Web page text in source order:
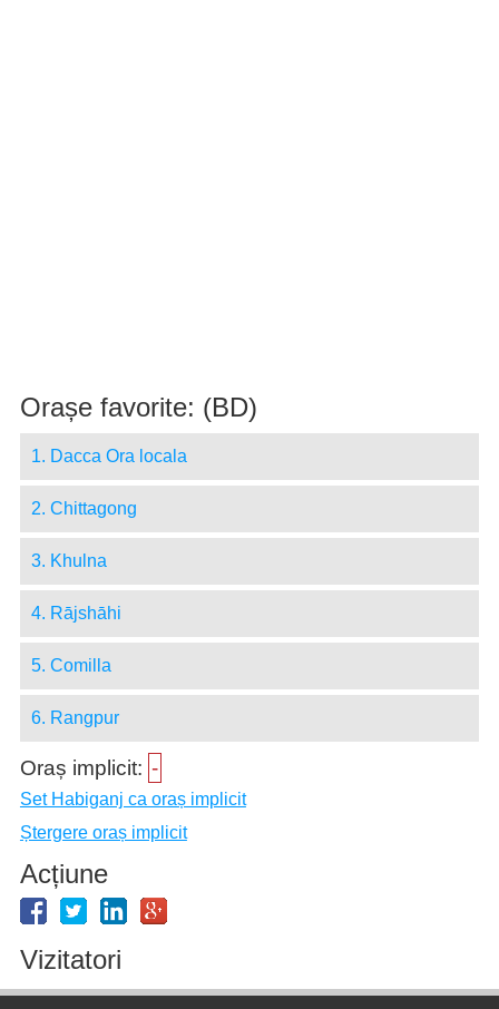
Orașe favorite: (BD)
1. Dacca Ora locala
2. Chittagong
3. Khulna
4. Rājshāhi
5. Comilla
6. Rangpur
Oraș implicit: -
Set Habiganj ca oraș implicit
Ștergere oraș implicit
Acțiune
Vizitatori